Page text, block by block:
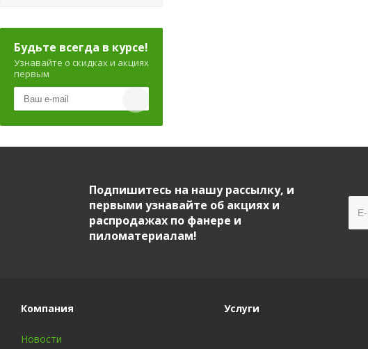
Будьте всегда в курсе!
Узнавайте о скидках и акциях
первым
Подпишитесь на нашу рассылку, и
первыми узнавайте об акциях и
распродажах по фанере и
пиломатериалам!
Компания
Новости
Услуги